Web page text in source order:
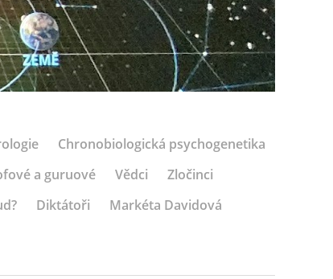
Chronobiologická psychogenetika
a guruové Vědci
Zločinci
Diktátoři
Markéta Davidová